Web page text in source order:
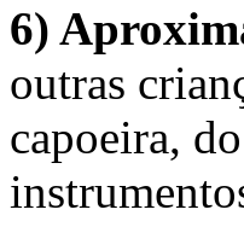
6)
outras
capoeira,